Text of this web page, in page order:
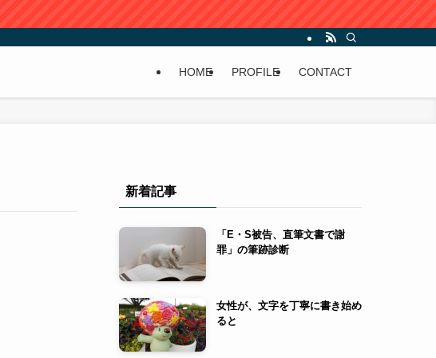
HOME PROFILE CONTACT
新着記事
「E・S被告、直筆文書で謝
罪」の筆跡診断
女性が、文字を丁寧に書き始め
ると